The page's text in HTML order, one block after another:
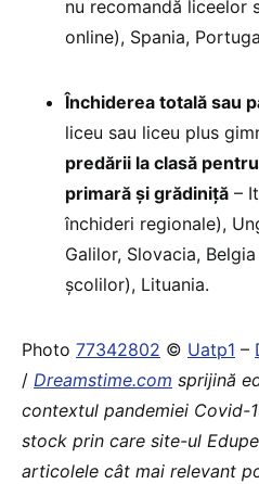
nu recomandă liceelor
online), Spania,
Închiderea totală sau
liceu sau liceu plus
predării la clasă
primară și grădiniță –
închideri regionale),
Galilor, Slovacia,
școlilor), Lituania.
Photo 77342802 © Uatp1 –
/ Dreamstime.com sprijină
contextul pandemiei Covid-
stock prin care site-ul
articolele cât mai relevant